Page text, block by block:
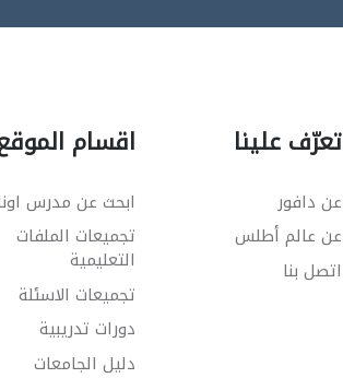
تعرّف علينا
عن دافور
عن عالم أطلس
اتصل بنا
اقسام
ابحث عن مدرس
تجميعات الملفات
التعليمية
تجميعات الاسئلة
دورات تدريبية
دليل الجامعات